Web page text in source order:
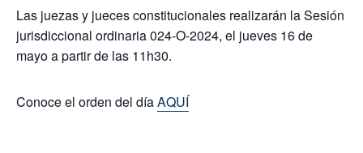
Las juezas y jueces constitucionales realizarán la Sesión
jurisdiccional ordinaria 024-O-2024, el jueves 16 de
mayo a partir de las 11h30.
Conoce el orden del díaAQUÍ